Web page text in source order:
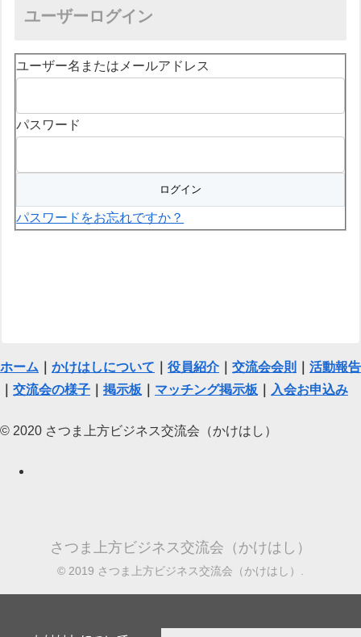
ユーザーログイン
ユーザー名またはメールアドレス
パスワード
パスワードをお忘れですか？
ホーム かけはしについて 役員紹介｜ 交流会会則
活動報告
交流会の様子 掲示板 マッチング掲示板 入会お申込み
© 2020 さつま上方ビジネス交流会（かけはし）
さつま上方ビジネス交流会（かけはし）
© 2019 さつま上方ビジネス交流会（かけはし）.